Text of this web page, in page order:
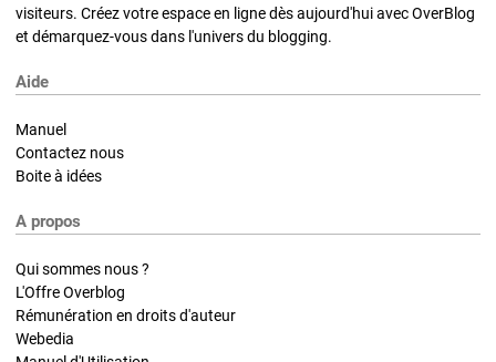
visiteurs. Créez votre espace en ligne dès aujourd'hui avec OverBlog
et démarquez-vous dans l'univers du blogging.
Aide
Manuel
Contactez nous
Boite à idées
A propos
Qui sommes nous ?
L'Offre Overblog
Rémunération en droits d'auteur
Webedia